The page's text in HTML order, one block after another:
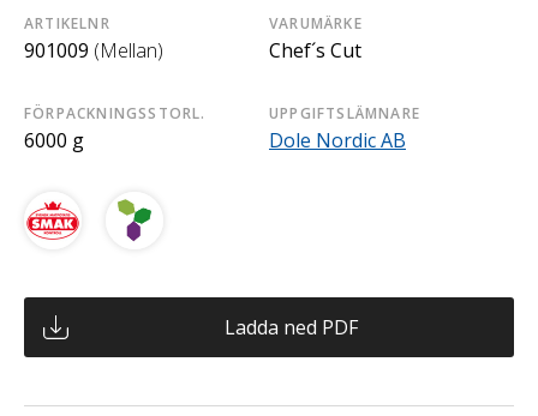
ARTIKELNR
901009 (Mellan)
VARUMÄRKE
Chef´s Cut
FÖRPACKNINGSSTORL.
6000 g
UPPGIFTSLÄMNARE
Dole Nordic AB
Ladda ned PDF